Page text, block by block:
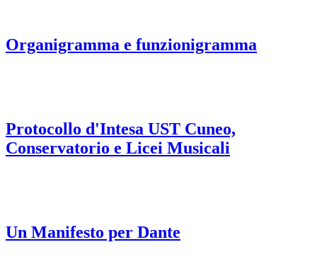
Organigramma e funzionigramma
Protocollo d'Intesa UST Cuneo,
Conservatorio e Licei Musicali
Un Manifesto per Dante